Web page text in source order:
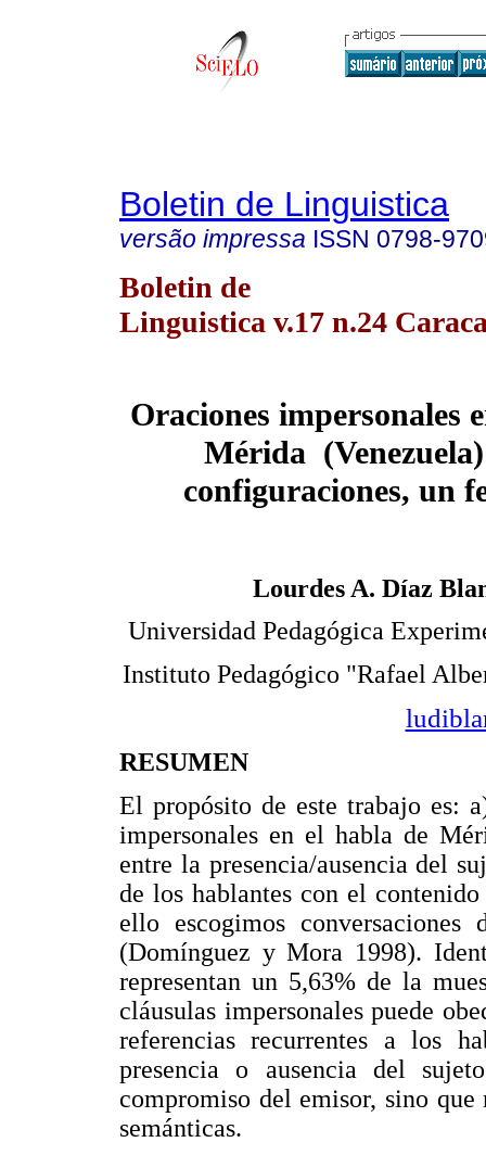
Boletin de Linguistica
versão impressa ISSN 0798-
Boletin de
Linguistica v.17 n.24
Oraciones impersonales
Mérida
configuraciones, un
Lourdes A. Díaz
Universidad Pedagógica
Instituto Pedagógico "Rafael
RESUMEN
El propósito de este trabajo es:
impersonales en el habla de
entre la presencia/ausencia del
de los hablantes con el
ello escogimos
(Domínguez y Mora 1998).
representan un 5,63% de la
cláusulas impersonales puede
referencias recurrentes a los
presencia o ausencia del
compromiso del emisor, sino
semánticas.